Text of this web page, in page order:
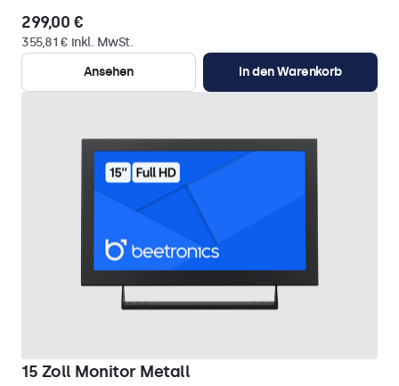
299,00 €
355,81 € inkl. MwSt.
Ansehen
In den Warenkorb
15 Zoll Monitor Metall